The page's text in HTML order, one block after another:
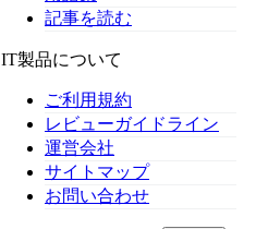
記事を読む
IT製品について
ご利用規約
レビューガイドライン
運営会社
サイトマップ
お問い合わせ